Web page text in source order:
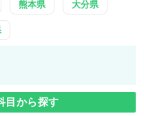
熊本県 大分県
目から探す